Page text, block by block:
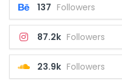
137 Followers
87.2k Followers
23.9k Followers